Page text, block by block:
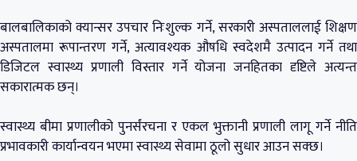
बालबालिकाको क्यान्सर उपचार निःशुल्क गर्ने, सरकारी अस्पताललाई शिक्षण
अस्पतालमा रूपान्तरण गर्ने, अत्यावश्यक औषधि स्वदेशमै उत्पादन गर्ने तथा
डिजिटल स्वास्थ्य प्रणाली विस्तार गर्ने योजना जनहितका दृष्टिले अत्यन्त
सकारात्मक छन्।
स्वास्थ्य बीमा प्रणालीको पुनर्संरचना र एकल भुक्तानी प्रणाली लागू गर्ने नीति
प्रभावकारी कार्यान्वयन भएमा स्वास्थ्य सेवामा ठूलो सुधार आउन सक्छ।